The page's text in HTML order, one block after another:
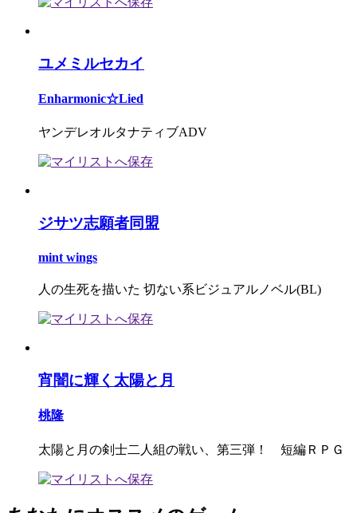
ユメミルセカイ
Enharmonic☆Lied
ヤンデレオルタナティブADV
ジサツ志願者同盟
mint wings
人の生死を描いた 切ない系ビジュアルノベル(BL)
宵闇に輝く太陽と月
桃隆
太陽と月の剣士二人組の戦い、第三弾！ 短編ＲＰＧ